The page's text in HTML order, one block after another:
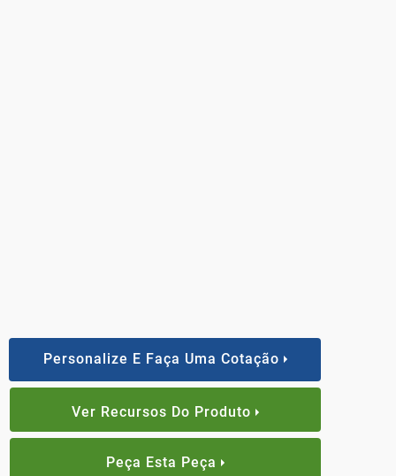
Personalize E Faça Uma Cotação
Ver Recursos Do Produto
Peça Esta Peça